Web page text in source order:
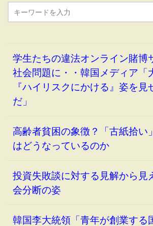
学生たちの違法オンライン賭博
社会問題に・・韓国メディア「
『ハイリスクにかける』姿を見
だ」
高齢者貧困の象徴？「古紙拾い
はどうなっているのか
投資失敗談に対する見解から見
会分断の姿
韓国李大統領「青年が創業する